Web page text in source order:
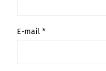
E-mail *